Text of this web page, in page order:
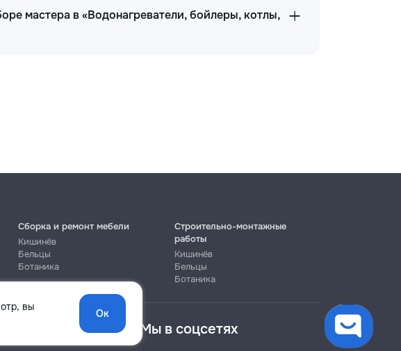
мастера в «Водонагреватели, бойлеры, котлы,
вы
Ок
Сборка и ремонт мебели
Кишинёв
Бельцы
Ботаника
Строительно-монтажные
работы
Кишинёв
Бельцы
Ботаника
Мы в соцсетях